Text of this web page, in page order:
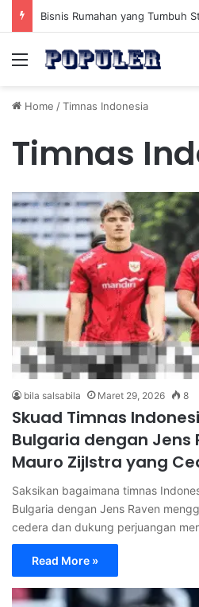
Menu
Home /Timnas Indonesia
Timnas
bila salsabila Maret 29, 2026 8
Skuad Timnas
Bulgaria dengan Jens
Mauro Zijlstra yang
Saksikan bagaimana timnas
Bulgaria dengan Jens Raven
cedera dan dukung perjuangan
Read More »